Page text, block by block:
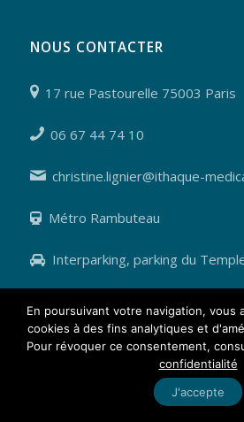
NOUS CONTACTER
17 rue Pastourelle 75003 Paris
06 67 44 74 10
christine.lignier@ithaque-
Métro Rambuteau
Interparking, parking du
© Copyright 2021 - Ithaque Médical - Réalisé
Politique de confidentialité Informations
En poursuivant votre navigation, vous
cookies à des fins analytiques et
Pour révoquer ce consentement,
confidentialité
J'accepte